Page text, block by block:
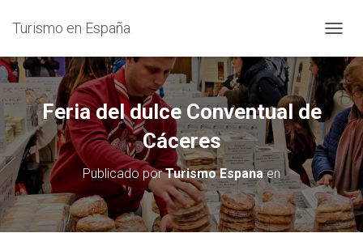
Turismo en España
A
B
I
A
M
O
D
O
D
E
Feria del dulce Conventual de
Cáceres
Publicado porTurismo Espanaen